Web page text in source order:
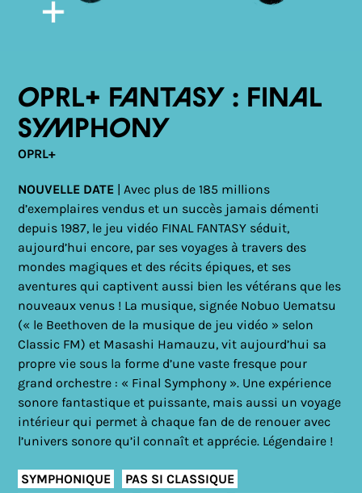
OPRL+ Fantasy : Final
Symphony
OPRL+
NOUVELLE DATE | Avec plus de 185 millions
d’exemplaires vendus et un succès jamais démenti
depuis 1987, le jeu vidéo FINAL FANTASY séduit,
aujourd’hui encore, par ses voyages à travers des
mondes magiques et des récits épiques, et ses
aventures qui captivent aussi bien les vétérans que les
nouveaux venus ! La musique, signée Nobuo Uematsu
(« le Beethoven de la musique de jeu vidéo » selon
Classic FM) et Masashi Hamauzu, vit aujourd’hui sa
propre vie sous la forme d’une vaste fresque pour
grand orchestre : « Final Symphony ». Une expérience
sonore fantastique et puissante, mais aussi un voyage
intérieur qui permet à chaque fan de de renouer avec
l’univers sonore qu’il connaît et apprécie. Légendaire !
SYMPHONIQUE
PAS SI CLASSIQUE